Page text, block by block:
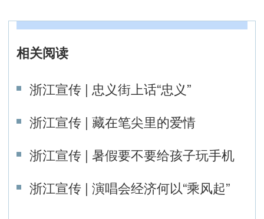
相关阅读
浙江宣传 | 忠义街上话“忠义”
浙江宣传 | 藏在笔尖里的爱情
浙江宣传 | 暑假要不要给孩子玩手机
浙江宣传 | 演唱会经济何以“乘风起”